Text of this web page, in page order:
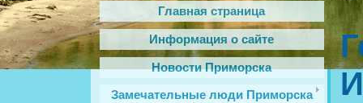
Главная страница
Информация о сайте
Новости Приморска
Замечательные люди Приморска